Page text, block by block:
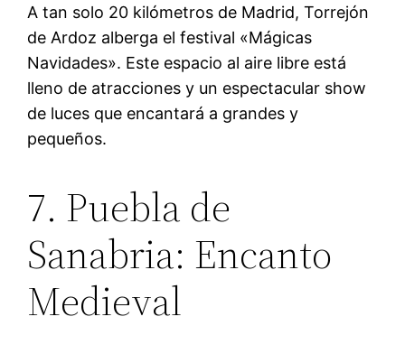
A tan solo 20 kilómetros de Madrid, Torrejón
de Ardoz alberga el festival «Mágicas
Navidades». Este espacio al aire libre está
lleno de atracciones y un espectacular show
de luces que encantará a grandes y
pequeños.
7. Puebla de
Sanabria: Encanto
Medieval